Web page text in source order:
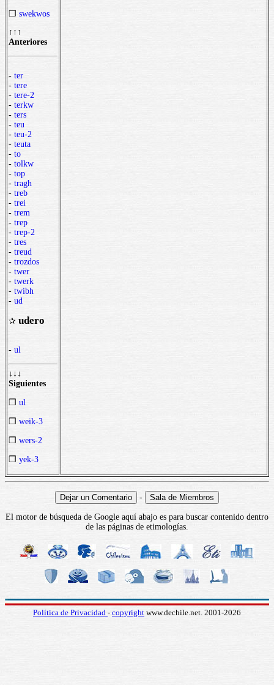
❒ swekwos
↑↑↑
Anteriores
- ter
- tere
- tere-2
- terkw
- ters
- teu
- teu-2
- teuta
- to
- tolkw
- top
- tragh
- treb
- trei
- trem
- trep
- trep-2
- tres
- treud
- trozdos
- twer
- twerk
- twibh
- ud
✰ udero
- ul
↓↓↓
Siguientes
❒ ul
❒ weik-3
❒ wers-2
❒ yek-3
-
El motor de búsqueda de Google aquí abajo es para buscar contenido dentro
de las páginas de etimologías.
Política de Privacidad - copyright www.dechile.net. 2001-2026